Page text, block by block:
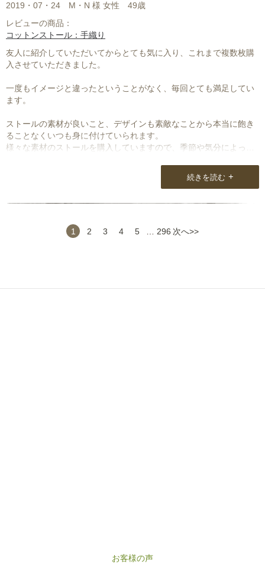
2019・07・24 M・N 様 女性
49歳
レビューの商品：
コットンストール：手織り
友人に紹介していただいてからとても気に入り、これまで複数枚購
入させていただきました。
一度もイメージと違ったということがなく、毎回とても満足してい
ます。
ストールの素材が良いこと、デザインも素敵なことから本当に飽き
ることなくいつも身に付けていられます。
様々な素材のストールを購入していますので、季節や気分によって
いますので、これからも購入させていただきたいと思っています。
続きを読む +
1 2 3 4 5 296 次へ>>
お客様の声